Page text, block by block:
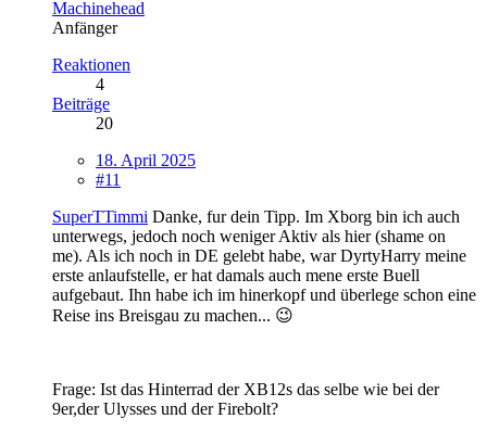
Machinehead
Anfänger
Reaktionen
4
Beiträge
20
18. April 2025
#11
SuperTTimmi Danke, fur dein Tipp. Im Xborg bin ich auch
unterwegs, jedoch noch weniger Aktiv als hier (shame on
me). Als ich noch in DE gelebt habe, war DyrtyHarry meine
erste anlaufstelle, er hat damals auch mene erste Buell
aufgebaut. Ihn habe ich im hinerkopf und überlege schon eine
Reise ins Breisgau zu machen... 😉
Frage: Ist das Hinterrad der XB12s das selbe wie bei der
9er,der Ulysses und der Firebolt?